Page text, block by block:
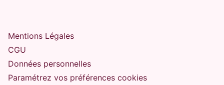
Mentions Légales
CGU
Données personnelles
Paramétrez vos préférences cookies